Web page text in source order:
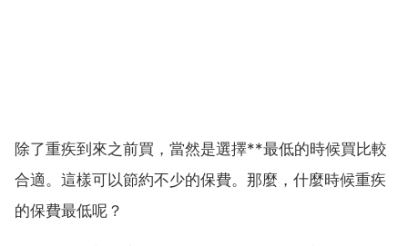
除了重疾到來之前買，當然是選擇**最低的時候買比較
合適。這樣可以節約不少的保費。那麼，什麼時候重疾
的保費最低呢？